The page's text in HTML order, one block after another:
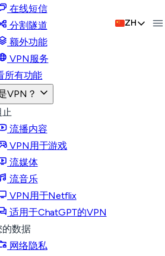
在线短信
分割隧道
额外功能
VPN服务
所有功能
VPN？
止
流播内容
VPN用于游戏
流媒体
流音乐
VPN用于Netflix
适用于ChatGPT的VPN
数据
网络隐私
ZH